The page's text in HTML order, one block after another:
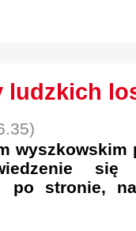
ludzkich
wyszkowskim
się
po stronie,